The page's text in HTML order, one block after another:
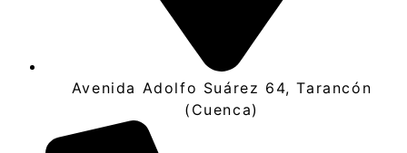
Avenida Adolfo Suárez 64, Tarancón
(Cuenca)